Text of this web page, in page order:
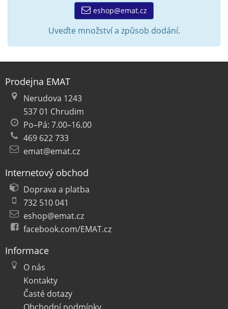
eshop@emat.cz
Uveďte množství a způsob dodání.
Prodejna EMAT
Nerudova 1243
537 01 Chrudim
Po–Pá: 7.00–16.00
469 622 733
emat@emat.cz
Internetový obchod
Doprava a platba
732 510 041
eshop@emat.cz
facebook.com/EMAT.cz
Informace
O nás
Kontakty
Časté dotazy